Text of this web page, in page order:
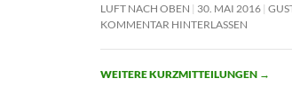
LUFT NACH OBEN 30. MAI 2016
KOMMENTAR HINTERLASSEN
WEITERE KURZMITTEILUNGEN →